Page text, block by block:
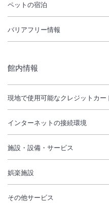
ペットの宿泊
バリアフリー情報
館内情報
現地で使用可能なクレジットカー
インターネットの接続環境
施設・設備・サービス
娯楽施設
その他サービス